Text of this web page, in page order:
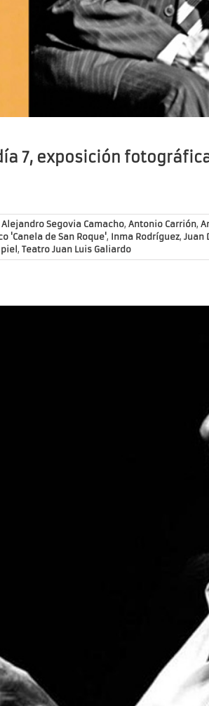
7, exposición
Alejandro Segovia Camacho, Antonio Carrión,
'Canela de San Roque', Inma Rodríguez, Juan
, Teatro Juan Luis Galiardo